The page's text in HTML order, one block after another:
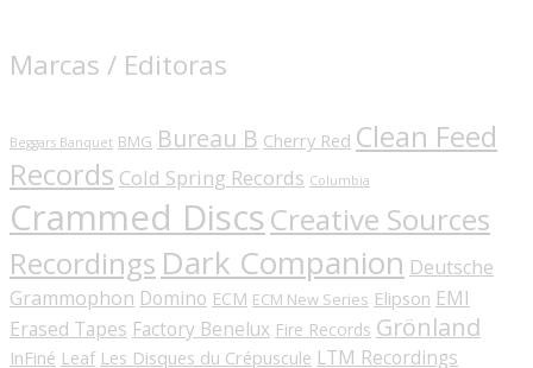
Marcas / Editoras
Beggars Banquet BMG Bureau B Cherry Red Clean Feed
Records Cold Spring Records Columbia
Crammed Discs Creative Sources
Recordings Dark Companion Deutsche
Grammophon Domino ECM ECM New Series Elipson EMI
Erased Tapes Factory Benelux Fire Records Grönland
InFiné Leaf Les Disques du Crépuscule LTM Recordings